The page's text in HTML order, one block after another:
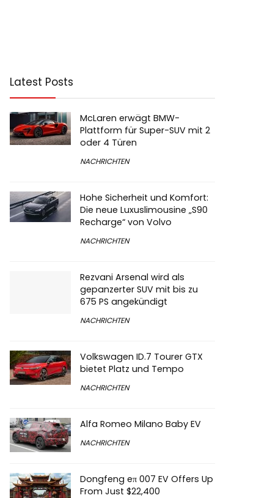
Latest Posts
McLaren erwägt BMW-
Plattform für Super-SUV mit 2
oder 4 Türen
NACHRICHTEN
Hohe Sicherheit und Komfort:
Die neue Luxuslimousine „S90
Recharge“ von Volvo
NACHRICHTEN
Rezvani Arsenal wird als
gepanzerter SUV mit bis zu
675 PS angekündigt
NACHRICHTEN
Volkswagen ID.7 Tourer GTX
bietet Platz und Tempo
NACHRICHTEN
Alfa Romeo Milano Baby EV
NACHRICHTEN
Dongfeng eπ 007 EV Offers Up
From Just $22,400